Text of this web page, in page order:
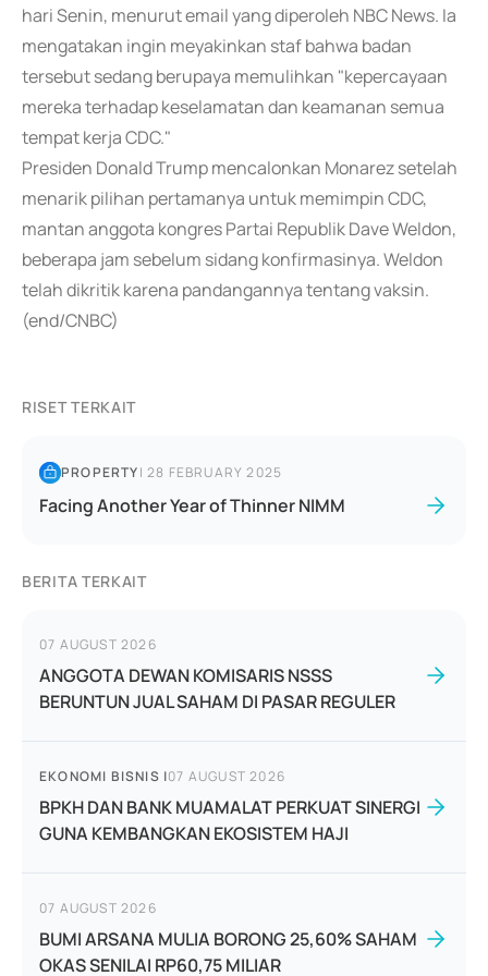
hari Senin, menurut email yang diperoleh NBC News. Ia
mengatakan ingin meyakinkan staf bahwa badan
tersebut sedang berupaya memulihkan "kepercayaan
mereka terhadap keselamatan dan keamanan semua
tempat kerja CDC."
Presiden Donald Trump mencalonkan Monarez setelah
menarik pilihan pertamanya untuk memimpin CDC,
mantan anggota kongres Partai Republik Dave Weldon,
beberapa jam sebelum sidang konfirmasinya. Weldon
telah dikritik karena pandangannya tentang vaksin.
(end/CNBC)
RISET TERKAIT
PROPERTY|28 FEBRUARY 2025
Facing Another Year of Thinner NIMM
BERITA TERKAIT
07 AUGUST 2026
ANGGOTA DEWAN KOMISARIS NSSS
BERUNTUN JUAL SAHAM DI PASAR REGULER
EKONOMI BISNIS |07 AUGUST 2026
BPKH DAN BANK MUAMALAT PERKUAT SINERGI
GUNA KEMBANGKAN EKOSISTEM HAJI
07 AUGUST 2026
BUMI ARSANA MULIA BORONG 25,60% SAHAM
OKAS SENILAI RP60,75 MILIAR